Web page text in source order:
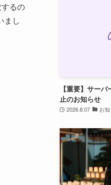
るの
まし
【重要】サー
止のお知らせ
2026.8.07 お